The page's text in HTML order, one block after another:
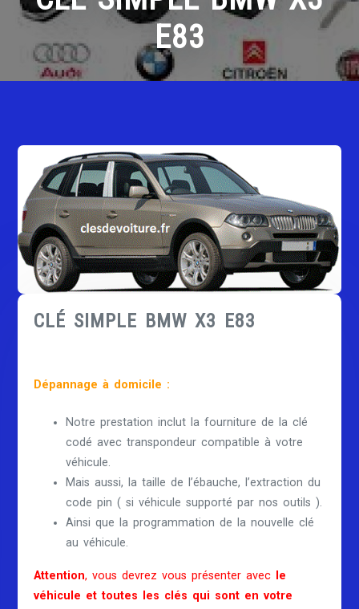
E83
CLÉ SIMPLE BMW X3 E83
Dépannage à domicile :
Notre prestation inclut la fourniture de la clé
codé avec transpondeur compatible à votre
véhicule.
Mais aussi, la taille de l’ébauche, l’extraction du
code pin ( si véhicule supporté par nos outils ).
Ainsi que la programmation de la nouvelle clé
au véhicule.
Attention, vous devrez vous présenter avec le
véhicule et toutes les clés qui sont en votre